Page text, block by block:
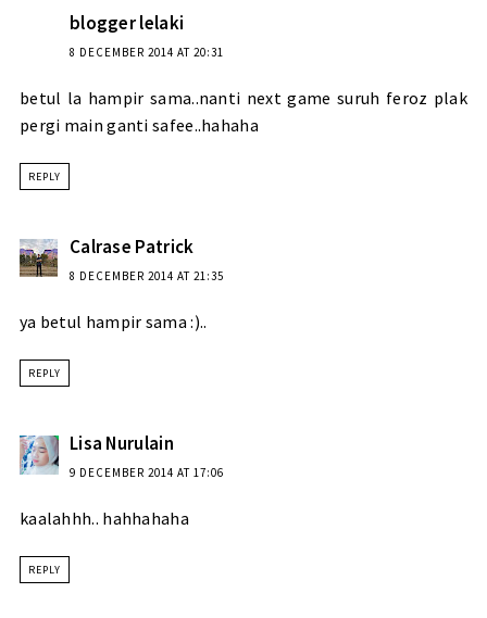
blogger lelaki
8 DECEMBER 2014 AT 20:31
betul la hampir sama..nanti next game suruh feroz plak
pergi main ganti safee..hahaha
REPLY
Calrase Patrick
8 DECEMBER 2014 AT 21:35
ya betul hampir sama :)..
REPLY
Lisa Nurulain
9 DECEMBER 2014 AT 17:06
kaalahhh.. hahhahaha
REPLY